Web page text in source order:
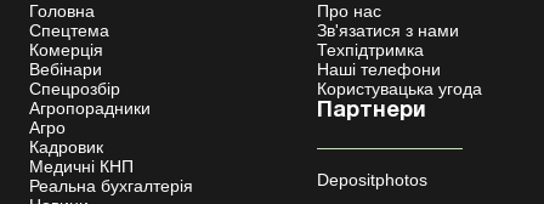
Головна
Спецтема
Комерція
Вебінари
Спецрозбір
Агропорадники
Агро
Кадровик
Медичні КНП
Реальна бухгалтерія
Про нас
Зв'язатися з нами
Техпідтримка
Наші телефони
Користувацька угода
Партнери
Depositphotos